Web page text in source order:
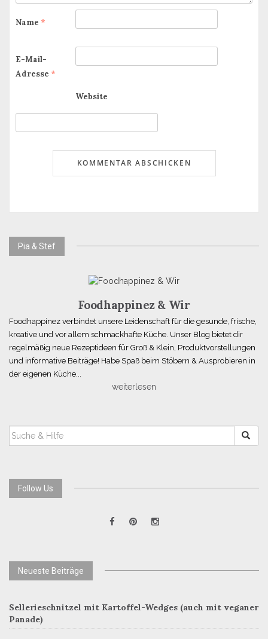
Name *
E-Mail-
Adresse *
Website
Pia & Stef
Foodhappinez & Wir
Foodhappinez verbindet unsere Leidenschaft für die gesunde, frische,
kreative und vor allem schmackhafte Küche. Unser Blog bietet dir
regelmäßig neue Rezeptideen für Groß & Klein, Produktvorstellungen
und informative Beiträge! Habe Spaß beim Stöbern & Ausprobieren in
der eigenen Küche...
weiterlesen
SUCHEN
NACH:
Follow Us
Neueste Beiträge
Sellerieschnitzel mit Kartoffel-Wedges (auch mit veganer
Panade)